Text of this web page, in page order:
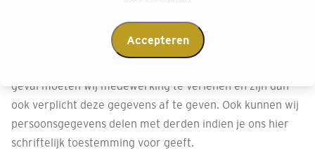
verplicht en toegestaan is. Een voorbeeld hiervan is dat
de politie in het kader van een onderzoek
geval moeten wij medewerking te verlenen en zijn dan
ook verplicht deze gegevens af te geven. Ook kunnen wij
persoonsgegevens delen met derden indien je ons hier
schriftelijk toestemming voor geeft.
Accepteren